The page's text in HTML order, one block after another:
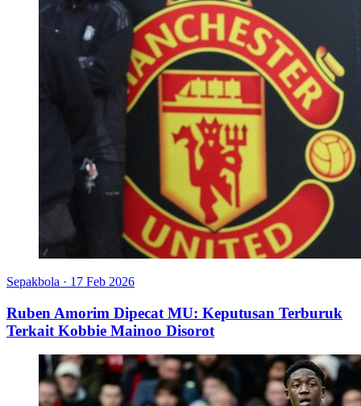
Sepakbola · 17 Feb 2026
Ruben Amorim Dipecat MU: Keputusan Terburuk
Terkait Kobbie Mainoo Disorot